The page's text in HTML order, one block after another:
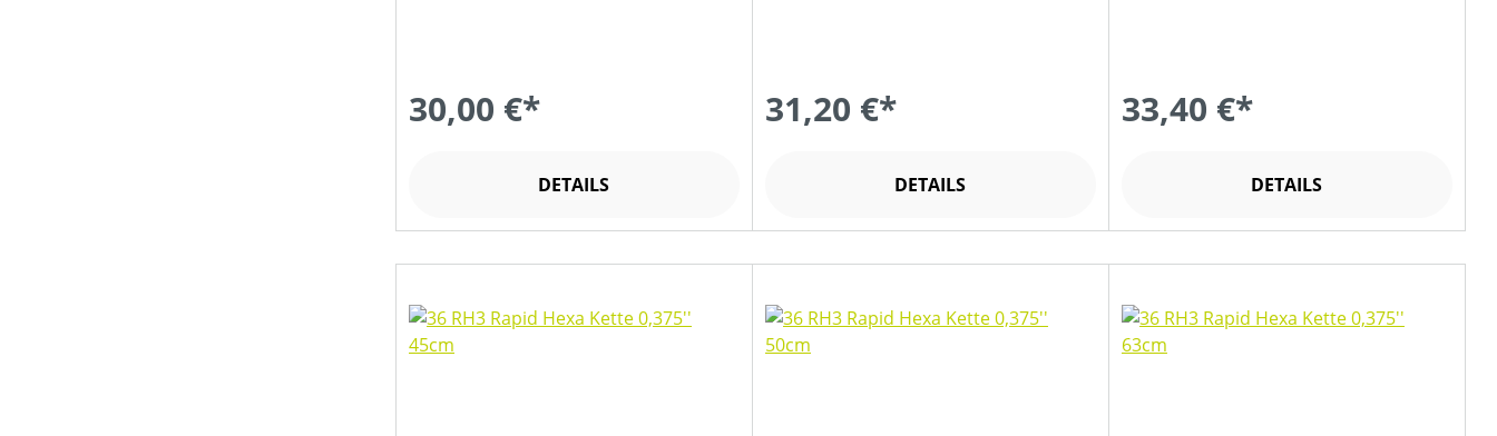
30,00 €*
DETAILS
31,20 €*
DETAILS
33,40 €*
DETAILS